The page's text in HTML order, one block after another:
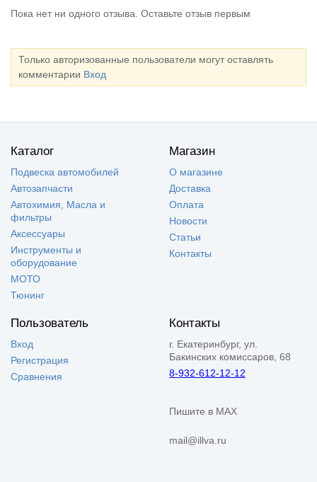
Пока нет ни одного отзыва. Оставьте отзыв первым
Только авторизованные пользователи могут оставлять
комментарии Вход
Каталог
Подвеска автомобилей
Автозапчасти
Автохимия, Масла и
фильтры
Аксессуары
Инструменты и
оборудование
МОТО
Тюнинг
Магазин
О магазине
Доставка
Оплата
Новости
Статьи
Контакты
Пользователь
Вход
Регистрация
Сравнения
Контакты
г. Екатеринбург, ул.
Бакинских комиссаров, 68
8-932-612-12-12
Пишите в MAX
mail@illva.ru